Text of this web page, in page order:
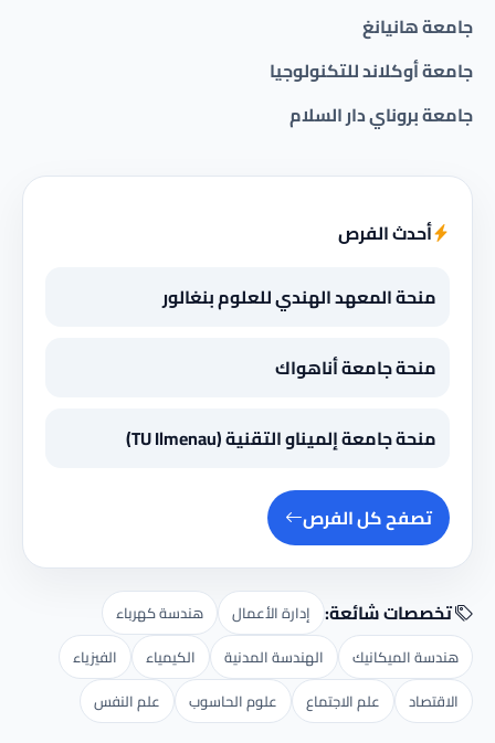
جامعة هانيانغ
جامعة أوكلاند للتكنولوجيا
جامعة بروناي دار السلام
أحدث الفرص
منحة المعهد الهندي للعلوم بنغالور
منحة جامعة أناهواك
منحة جامعة إلميناو التقنية (TU Ilmenau)
تصفح كل الفرص
تخصصات شائعة: إدارة الأعمال
هندسة كهرباء
هندسة الميكانيك
الهندسة المدنية الكيمياء
الفيزياء
الاقتصاد
علم الاجتماع علوم الحاسوب علم النفس